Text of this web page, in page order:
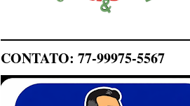
CONTATO: 77-99975-5567